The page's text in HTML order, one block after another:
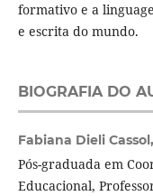
formativo e a
e escrita do mundo.
BIOGRAFIA DO
Fabiana Dieli Cassol,
Pós-graduada em
Educacional,